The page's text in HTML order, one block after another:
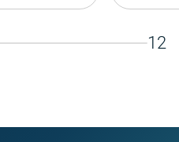
12